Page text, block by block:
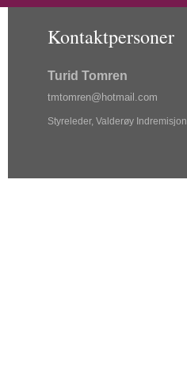
Kontaktpersoner
Turid Tomren
tmtomren@hotmail.com
Styreleder, Valderøy Indremisjon